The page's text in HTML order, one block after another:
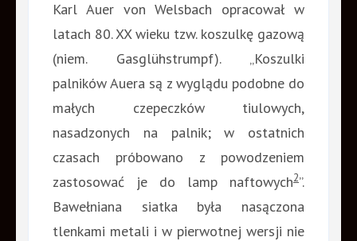
Karl Auer von Welsbach opracował w
latach 80. XX wieku tzw. koszulkę gazową
(niem. Gasglühstrumpf). „Koszulki
palników Auera są z wyglądu podobne do
małych czepeczków tiulowych,
nasadzonych na palnik; w ostatnich
czasach próbowano z powodzeniem
zastosować je do lamp naftowych2”.
Bawełniana siatka była nasączona
tlenkami metali i w pierwotnej wersji nie